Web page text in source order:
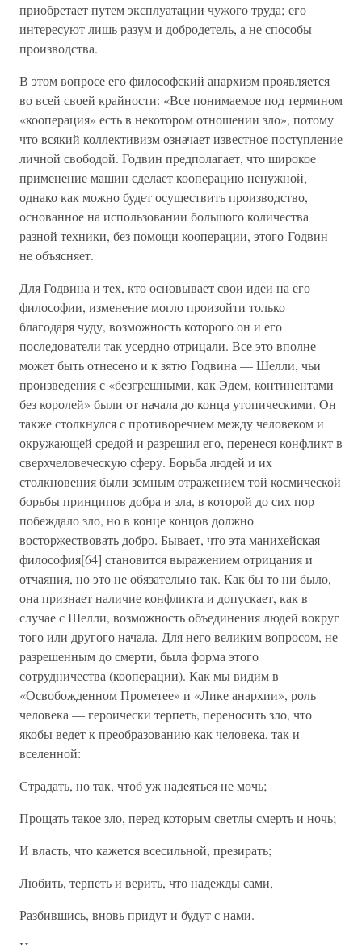
приобретает путем эксплуатации чужого труда; его
интересуют лишь разум и добродетель, а не способы
производства.
В этом вопросе его философский анархизм проявляется
во всей своей крайности: «Все понимаемое под термином
«кооперация» есть в некотором отношении зло», потому
что всякий коллективизм означает известное поступление
личной свободой. Годвин предполагает, что широкое
применение машин сделает кооперацию ненужной,
однако как можно будет осуществить производство,
основанное на использовании большого количества
разной техники, без помощи кооперации, этого Годвин
не объясняет.
Для Годвина и тех, кто основывает свои идеи на его
философии, изменение могло произойти только
благодаря чуду, возможность которого он и его
последователи так усердно отрицали. Все это вполне
может быть отнесено и к зятю Годвина — Шелли, чьи
произведения с «безгрешными, как Эдем, континентами
без королей» были от начала до конца утопическими. Он
также столкнулся с противоречием между человеком и
окружающей средой и разрешил его, перенеся конфликт в
сверхчеловеческую сферу. Борьба людей и их
столкновения были земным отражением той космической
борьбы принципов добра и зла, в которой до сих пор
побеждало зло, но в конце концов должно
восторжествовать добро. Бывает, что эта манихейская
философия[64] становится выражением отрицания и
отчаяния, но это не обязательно так. Как бы то ни было,
она признает наличие конфликта и допускает, как в
случае с Шелли, возможность объединения людей вокруг
того или другого начала. Для него великим вопросом, не
разрешенным до смерти, была форма этого
сотрудничества (кооперации). Как мы видим в
«Освобожденном Прометее» и «Лике анархии», роль
человека — героически терпеть, переносить зло, что
якобы ведет к преобразованию как человека, так и
вселенной:
Страдать, но так, чтоб уж надеяться не мочь;
Прощать такое зло, перед которым светлы смерть и ночь;
И власть, что кажется всесильной, презирать;
Любить, терпеть и верить, что надежды сами,
Разбившись, вновь придут и будут с нами.